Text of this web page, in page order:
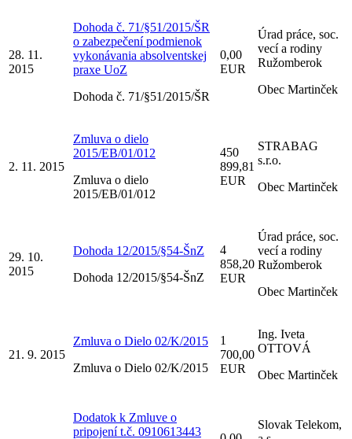
28. 11.
2015
Dohoda č. 71/§51/2015/ŠR
o zabezpečení podmienok
vykonávania absolventskej
praxe UoZ
Dohoda č. 71/§51/2015/ŠR
0,00
EUR
Úrad práce, soc.
vecí a rodiny
Ružomberok
Obec Martinček
2. 11. 2015
Zmluva o dielo
2015/EB/01/012
Zmluva o dielo
2015/EB/01/012
450
899,81
EUR
STRABAG
s.r.o.
Obec Martinček
29. 10.
2015
Dohoda 12/2015/§54-ŠnZ
Dohoda 12/2015/§54-ŠnZ
4
858,20
EUR
Úrad práce, soc.
vecí a rodiny
Ružomberok
Obec Martinček
21. 9. 2015
Zmluva o Dielo 02/K/2015
Zmluva o Dielo 02/K/2015
1
700,00
EUR
Ing. Iveta
OTTOVÁ
Obec Martinček
Dodatok k Zmluve o
pripojení t.č. 0910613443
Slovak Telekom,